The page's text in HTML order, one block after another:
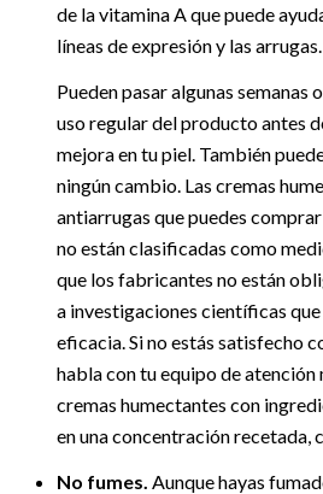
de la vitamina A que puede
líneas de expresión y las arrugas.
Pueden pasar algunas semanas
uso regular del producto antes
mejora en tu piel. También
ningún cambio. Las cremas
antiarrugas que puedes
no están clasificadas como
que los fabricantes no están
a investigaciones científicas
eficacia. Si no estás satisfecho
habla con tu equipo de atención
cremas humectantes con
en una concentración recetada,
No fumes. Aunque hayas